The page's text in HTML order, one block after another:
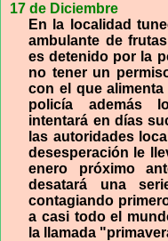
17 de Diciembre
En la localidad
ambulante de
es detenido por la
no tener un
con el que
policía además
intentará en días
las autoridades
desesperación le
enero próximo
desatará una
contagiando
a casi todo el
la llamada